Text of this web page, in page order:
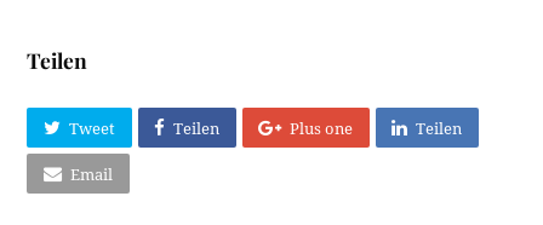
Teilen
Tweet Teilen Plus one Teilen
Email